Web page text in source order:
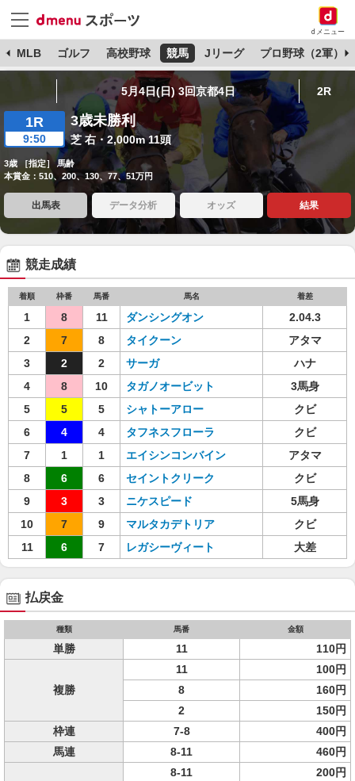
dメニュー
MLB ゴルフ 高校野球 競馬 Jリーグ プロ野球（2軍）
5月4日(日) 3回京都4日 2R
1R
9:50
3歳未勝利
芝 右・2,000m 11頭
3歳 ［指定］ 馬齢
本賞金：510、200、130、77、51万円
出馬表 データ分析 オッズ 結果
競走成績
着順 枠番 馬番 馬名 着差
1 8 11 ダンシングオン
2.04.3
2
7 8 タイクーン
アタマ
3
2 2 サーガ
ハナ
4
8 10 タガノオービット
3馬身
5
5 5 シャトーアロー
クビ
6
4 4 タフネスフローラ
クビ
7
1 1 エイシンコンバイン
アタマ
8
6 6 セイントクリーク
クビ
9
3 3 ニケスピード
5馬身
10
7 9 マルタカデトリア
クビ
11
6 7 レガシーヴィート 大差
払戻金
種類 馬番 金額
単勝 11 110円
複勝
11
100円
8
160円
2
150円
枠連
7-8
400円
馬連
8-11 460円
8-11
200円